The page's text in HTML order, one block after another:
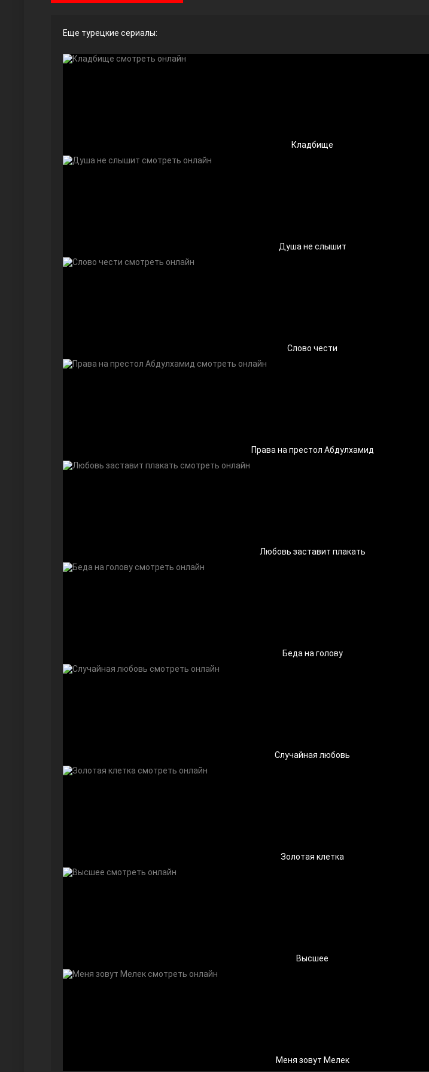
Ты назови
Девушка за стеклом
Еще турецкие сериалы:
Кладбище
Душа не слышит
Слово чести
Права на престол Абдулхамид
Любовь заставит плакать
Беда на голову
Случайная любовь
Золотая клетка
Высшее
Меня зовут Мелек